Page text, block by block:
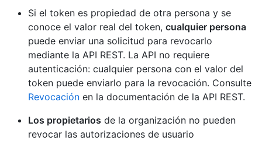
Si el token es propiedad de otra persona y se
conoce el valor real del token, cualquier persona
puede enviar una solicitud para revocarlo
mediante la API REST. La API no requiere
autenticación: cualquier persona con el valor del
token puede enviarlo para la revocación. Consulte
Revocación en la documentación de la API REST.
Los propietarios de la organización no pueden
revocar las autorizaciones de usuario